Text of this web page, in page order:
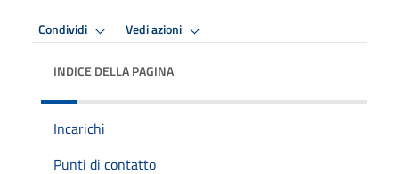
Condividi Vedi azioni
INDICE DELLA PAGINA
Incarichi
Punti di contatto